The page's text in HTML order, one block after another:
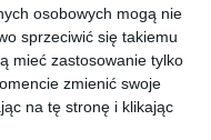
osobowych mogą nie
sprzeciwić się takiemu
mieć zastosowanie tylko
zmienić swoje
na tę stronę i klikając